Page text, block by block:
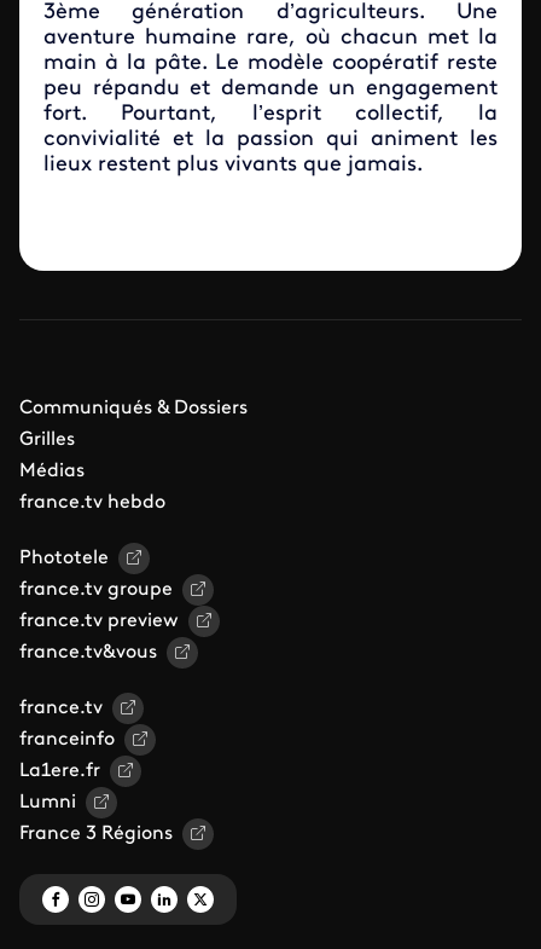
3ème génération d’agriculteurs. Une
aventure humaine rare, où chacun met la
main à la pâte. Le modèle coopératif reste
peu répandu et demande un engagement
fort. Pourtant, l’esprit collectif, la
convivialité et la passion qui animent les
lieux restent plus vivants que jamais.
Communiqués & Dossiers
Grilles
Médias
france.tv hebdo
Phototele
france.tv groupe
france.tv preview
france.tv&vous
france.tv
franceinfo
La1ere.fr
Lumni
France 3 Régions